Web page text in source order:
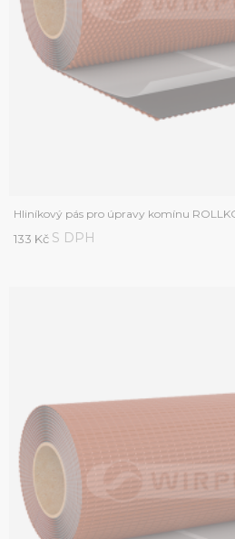
Hliníkový pás pro úpravy komínu
133 Kč S DPH